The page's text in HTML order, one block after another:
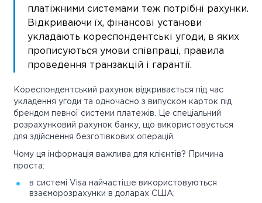
платіжними системами теж потрібні рахунки.
Відкриваючи їх, фінансові установи
укладають кореспондентські угоди, в яких
прописуються умови співпраці, правила
проведення транзакцій і гарантії.
Кореспондентський рахунок відкривається під час
укладення угоди та одночасно з випуском карток під
брендом певної системи платежів. Це спеціальний
розрахунковий рахунок банку, що використовується
для здійснення безготівкових операцій.
Чому ця інформація важлива для клієнтів? Причина
проста:
в системі Visa найчастіше використовуються
взаєморозрахунки в доларах США;